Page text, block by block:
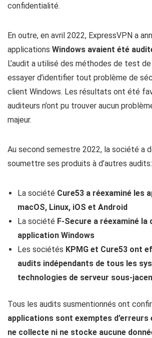
confidentialité.
En outre, en avril 2022, ExpressVPN a
applications Windows avaient été
L’audit a utilisé des méthodes de test
essayer d’identifier tout problème de
client Windows. Les résultats ont été
auditeurs n’ont pu trouver aucun
majeur.
Au second semestre 2022, la société a
soumettre ses produits à d’autres audits:
La société Cure53 a réexaminé les
macOS, Linux, iOS et Android
La société F-Secure a réexaminé la
application Windows
Les sociétés KPMG et Cure53 ont
audits indépendants de tous les
technologies de serveur sous-
Tous les audits susmentionnés ont
applications sont exemptes d’erreurs
ne collecte ni ne stocke aucune